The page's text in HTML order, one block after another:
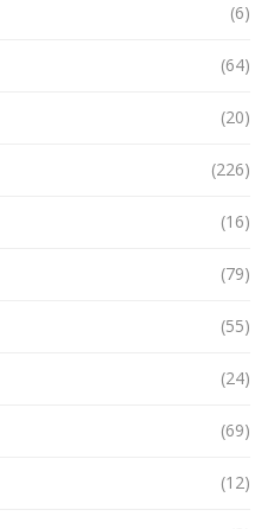
(6)
(64)
(20)
(226)
(16)
(79)
(55)
(24)
(69)
(12)